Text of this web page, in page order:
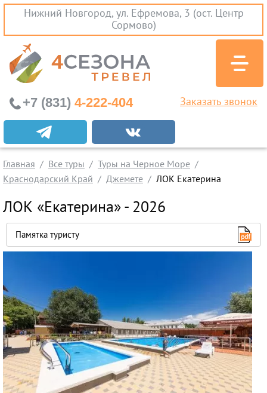
Нижний Новгород, ул. Ефремова, 3 (ост. Центр
Сормово)
Экскурсионные туры
Заграничные экскурсии
Туры на Черное Море
Абхазия
Проезд без проживания
Горящие туры
Раннее бронирование
Железнодорожные туры
Круизы
+7 (831) 4-222-404 Заказать звонок
Главная Все туры
Туры на Черное Море
Краснодарский Край
Джемете ЛОК Екатерина
ЛОК «Екатерина» - 2026
Памятка туристу